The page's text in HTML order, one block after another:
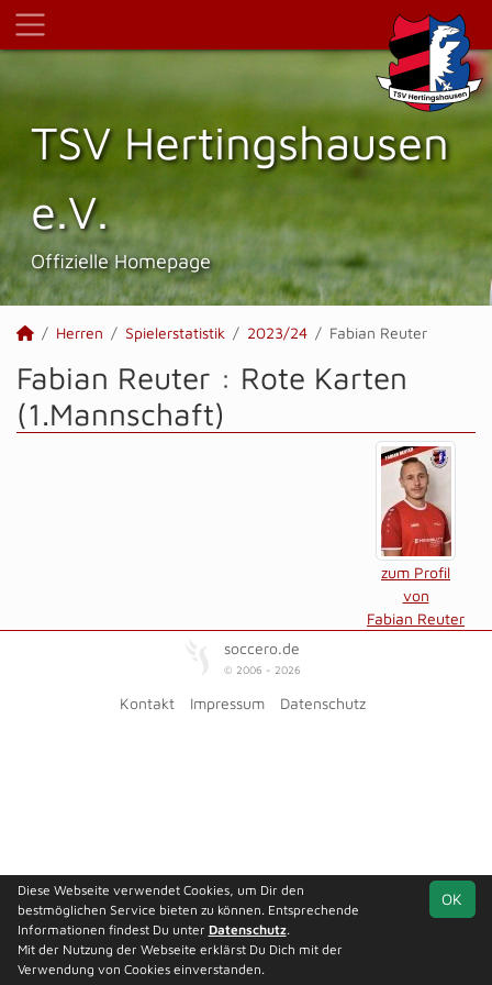
TSV Hertings­hausen
e.V.
Offizielle Homepage
Herren Spielerstatistik 2023/24 Fabian Reuter
Fabian Reuter : Rote Karten
(1.Mannschaft)
zum Profil
von
Fabian Reuter
soccero.de
© 2006 - 2026
Kontakt Impressum Datenschutz
OK
Diese Webseite verwendet Cookies, um Dir den
bestmöglichen Service bieten zu können. Entsprechende
Informationen findest Du unter Datenschutz.
Mit der Nutzung der Webseite erklärst Du Dich mit der
Verwendung von Cookies einverstanden.